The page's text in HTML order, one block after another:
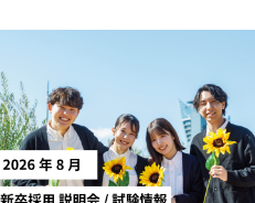
件検索
宿泊を組み合わせて介護、
リハビリを受けたい 情報開示
情報保護・管理方針